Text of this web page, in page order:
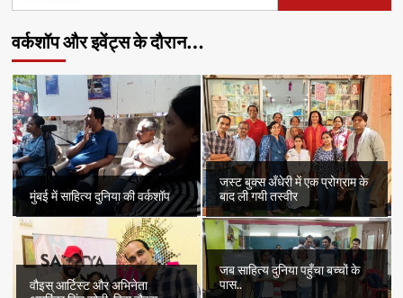
वर्कशॉप और इवेंट्स के दौरान…
मुंबई में साहित्य दुनिया की वर्कशॉप
जस्ट बुक्स अँधेरी में एक प्रोग्राम के
बाद ली गयी तस्वीर
वौइस् आर्टिस्ट और अभिनेता
जब साहित्य दुनिया पहुँचा बच्चों के
पास..